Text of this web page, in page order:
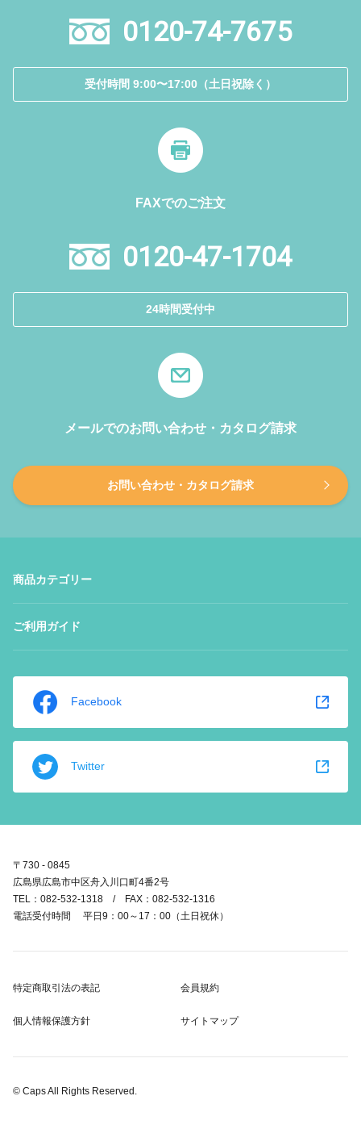
0120-74-7675
受付時間 9:00〜17:00（土日祝除く）
FAXでのご注文
0120-47-1704
24時間受付中
メールでのお問い合わせ・カタログ請求
お問い合わせ・カタログ請求
商品カテゴリー
ご利用ガイド
Facebook
Twitter
〒730 - 0845
広島県広島市中区舟入川口町4番2号
TEL：082-532-1318 / FAX：082-532-1316
電話受付時間 平日9：00～17：00（土日祝休）
特定商取引法の表記 会員規約
個人情報保護方針 サイトマップ
© Caps All Rights Reserved.